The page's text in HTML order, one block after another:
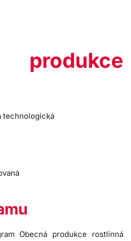
produkce
technologická
Obecná produkce rostlinná